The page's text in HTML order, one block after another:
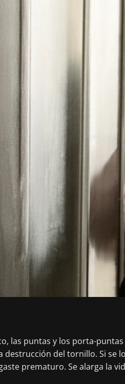
las puntas y los porta-
destrucción del tornillo. Si
prematuro. Se alarga la